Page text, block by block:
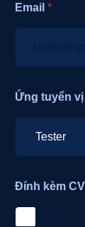
Email *
Ứng tuyển
Đính kèm CV